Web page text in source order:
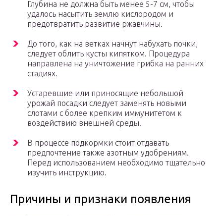
Глубина не должна быть менее 5-7 см, чтобы
удалось насытить землю кислородом и
предотвратить развитие ржавчины.
До того, как на ветках начнут набухать почки,
следует облить кусты кипятком. Процедура
направлена на уничтожение грибка на ранних
стадиях.
Устаревшие или приносящие небольшой
урожай посадки следует заменять новыми
слотами с более крепким иммунитетом к
воздействию внешней среды.
В процессе подкормки стоит отдавать
предпочтение также азотным удобрениям.
Перед использованием необходимо тщательно
изучить инструкцию.
Причины и признаки появления